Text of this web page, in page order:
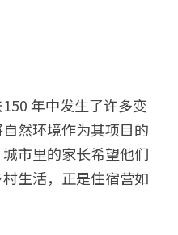
年中发生了许多变
然环境作为其项目的
市里的家长希望他们
生活，正是住宿营如